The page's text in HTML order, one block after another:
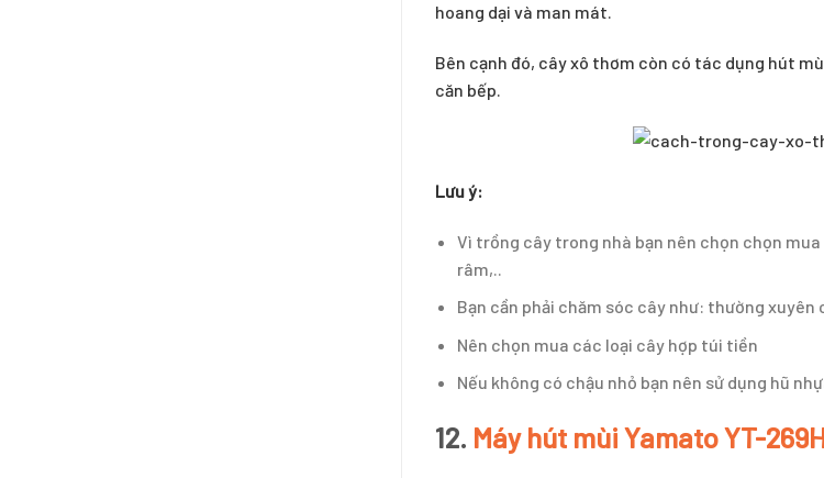
hoang dại và man mát.
Bên cạnh đó, cây xô thơm còn có tác dụng hút
căn bếp.
Lưu ý:
Vì trồng cây trong nhà bạn nên chọn chọn
râm,..
Bạn cần phải chăm sóc cây như: thường
Nên chọn mua các loại cây hợp túi tiền
Nếu không có chậu nhỏ bạn nên sử dụng hũ
12. Máy hút mùi Yamato YT-